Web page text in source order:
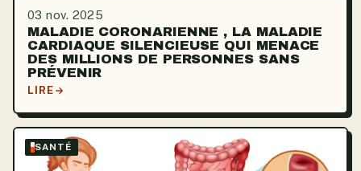
03 nov. 2025
MALADIE CORONARIENNE , LA MALADIE
CARDIAQUE SILENCIEUSE QUI MENACE
DES MILLIONS DE PERSONNES SANS
PRÉVENIR
LIRE
SANTÉ